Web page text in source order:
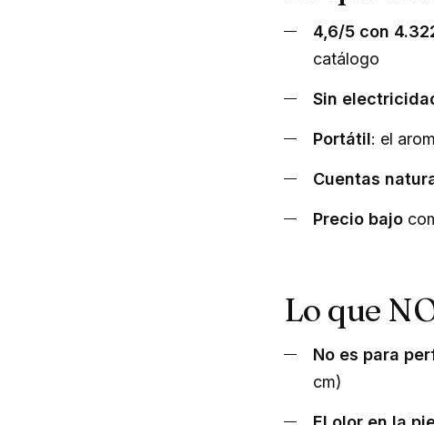
4,6/5 con
catálogo
Sin
Portátil: el
Cuentas
Precio bajo
Lo que
No es para
cm)